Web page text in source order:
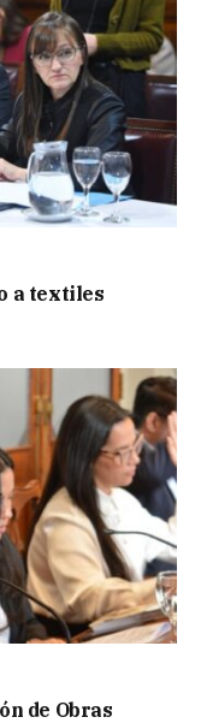
a textiles
de Obras